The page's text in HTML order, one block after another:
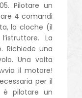
Pilotare un
4 comandi
la cloche (il
La
Richiede una
Una volta
il motore!
per il
è pilotare un